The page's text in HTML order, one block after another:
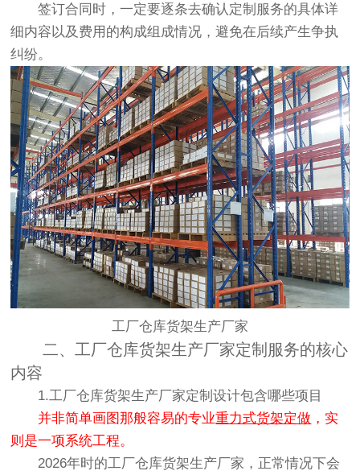
签订合同时，一定要逐条去确认定制服务的具体详
细内容以及费用的构成组成情况，避免在后续产生争执
纠纷。
工厂仓库货架生产厂家
二、工厂仓库货架生产厂家定制服务的核心
内容
1.工厂仓库货架生产厂家定制设计包含哪些项目
并非简单画图那般容易的专业重力式货架定做 ，实
则是一项系统工程。
2026年时的工厂仓库货架生产厂家，正常情况下会